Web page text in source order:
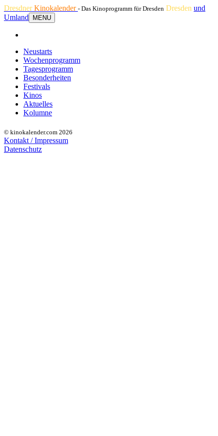
DresdnerKinokalender - Das Kinoprogramm für Dresden Dresden und
Umland
MENU
Neustarts
Wochenprogramm
Tagesprogramm
Besonderheiten
Festivals
Kinos
Aktuelles
Kolumne
© kinokalender.com 2026
Kontakt / Impressum
Datenschutz